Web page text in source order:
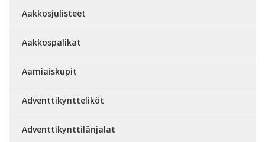
Aakkosjulisteet
Aakkospalikat
Aamiaiskupit
Adventtikyntteliköt
Adventtikynttilänjalat